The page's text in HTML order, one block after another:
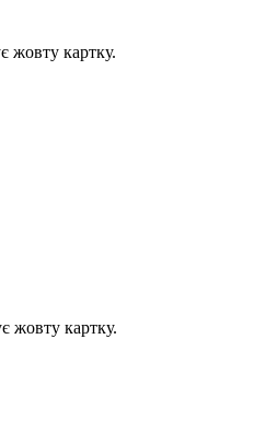
жовту картку.
жовту картку.